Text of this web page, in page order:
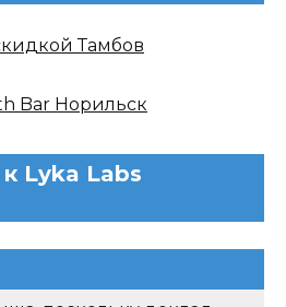
Тамбов
Bar Норильск
Lyka Labs